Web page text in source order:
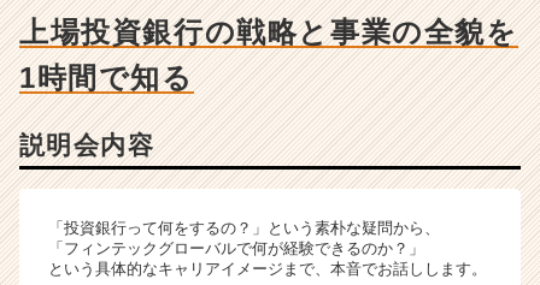
ベ
成
長
業
か
上場投資銀行の戦略と事業の全貌を
1時間で知る
説明会内容
「投資銀行って何をするの？」という素朴な疑問から、
「フィンテックグローバルで何が経験できるのか？」
という具体的なキャリアイメージまで、本音でお話しします。